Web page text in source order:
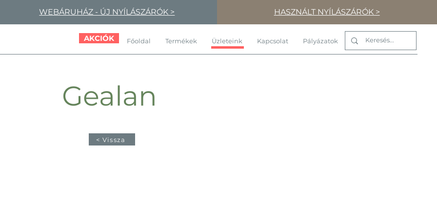
WEBÁRUHÁZ - ÚJ NYÍLÁSZÁRÓK > HASZNÁLT NYÍLÁSZÁRÓK >
AKCIÓK Főoldal Termékek Üzleteink Kapcsolat Pályázatok
Gealan
< Vissza